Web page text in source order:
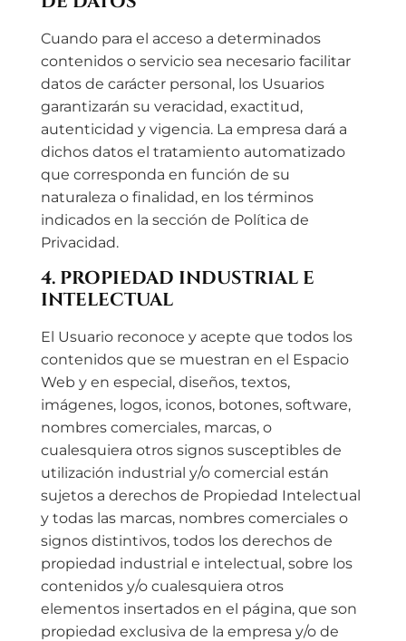
Cuando para el acceso a determinados
contenidos o servicio sea necesario facilitar
datos de carácter personal, los Usuarios
garantizarán su veracidad, exactitud,
autenticidad y vigencia. La empresa dará a
dichos datos el tratamiento automatizado
que corresponda en función de su
naturaleza o finalidad, en los términos
indicados en la sección de Política de
Privacidad.
4. PROPIEDAD INDUSTRIAL E
INTELECTUAL
El Usuario reconoce y acepte que todos los
contenidos que se muestran en el Espacio
Web y en especial, diseños, textos,
imágenes, logos, iconos, botones, software,
nombres comerciales, marcas, o
cualesquiera otros signos susceptibles de
utilización industrial y/o comercial están
sujetos a derechos de Propiedad Intelectual
y todas las marcas, nombres comerciales o
signos distintivos, todos los derechos de
propiedad industrial e intelectual, sobre los
contenidos y/o cualesquiera otros
elementos insertados en el página, que son
propiedad exclusiva de la empresa y/o de